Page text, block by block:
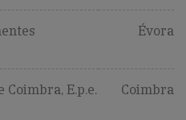
Évora
Coimbra, E.p.e. Coimbra